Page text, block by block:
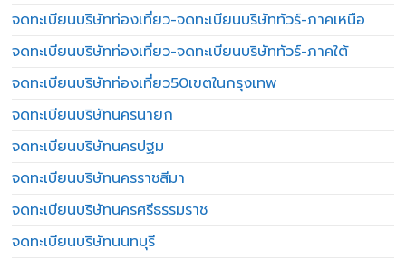
จดทะเบียนบริษัทท่องเที่ยว-จดทะเบียนบริษัททัวร์-ภาคเหนือ
จดทะเบียนบริษัทท่องเที่ยว-จดทะเบียนบริษัททัวร์-ภาคใต้
จดทะเบียนบริษัทท่องเที่ยว50เขตในกรุงเทพ
จดทะเบียนบริษัทนครนายก
จดทะเบียนบริษัทนครปฐม
จดทะเบียนบริษัทนครราชสีมา
จดทะเบียนบริษัทนครศรีธรรมราช
จดทะเบียนบริษัทนนทบุรี